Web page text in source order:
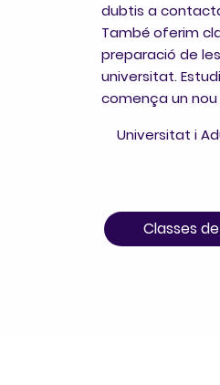
dubtis a
També oferim
preparació de
universitat.
comença un
Universitat i
Classes